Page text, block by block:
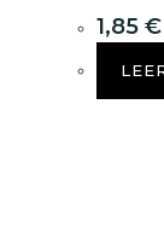
1,85 €